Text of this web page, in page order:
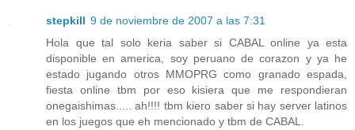
stepkill 9 de noviembre de 2007 a las 7:31
Hola que tal solo keria saber si CABAL online ya esta
disponible en america, soy peruano de corazon y ya he
estado jugando otros MMOPRG como granado espada,
fiesta online tbm por eso kisiera que me respondieran
onegaishimas..... ah!!!! tbm kiero saber si hay server latinos
en los juegos que eh mencionado y tbm de CABAL.